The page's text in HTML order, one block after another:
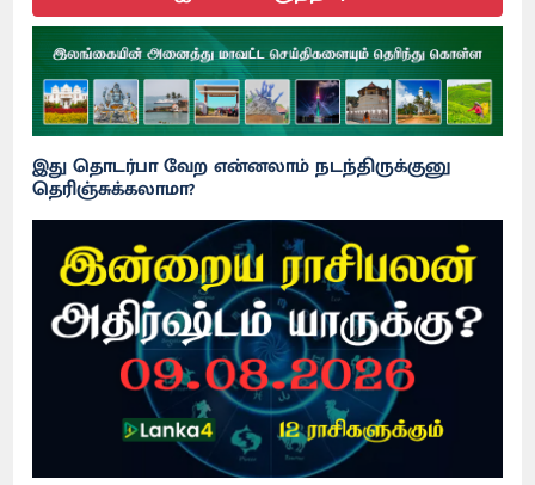
இது தொடர்பா வேற என்னலாம் நடந்திருக்குனு
தெரிஞ்சுக்கலாமா?